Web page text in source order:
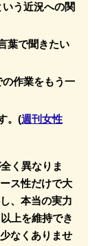
う近況への関
葉で聞きたい
の作業をもう一
。(週刊女性
く異なりま
ス性だけで大
、本当の実力
上を維持でき
なくありませ